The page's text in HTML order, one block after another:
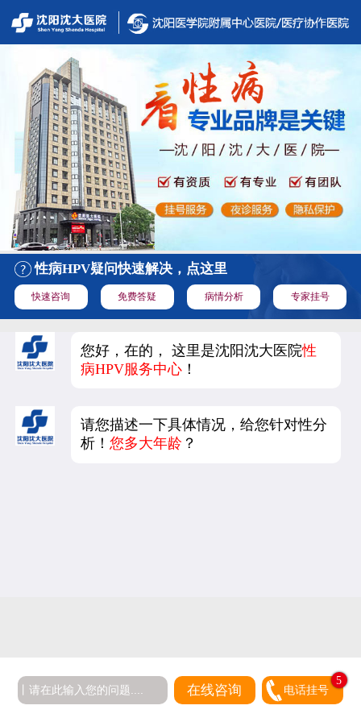
性病HPV疑问快速解决，点这里
快速咨询 免费答疑 病情分析 专家挂号
您好，在的， 这里是沈阳沈大医院性
病HPV服务中心 ！
请您描述一下具体情况，给您针对性分
析！您多大年龄 ？
在线咨询 电话挂号
5